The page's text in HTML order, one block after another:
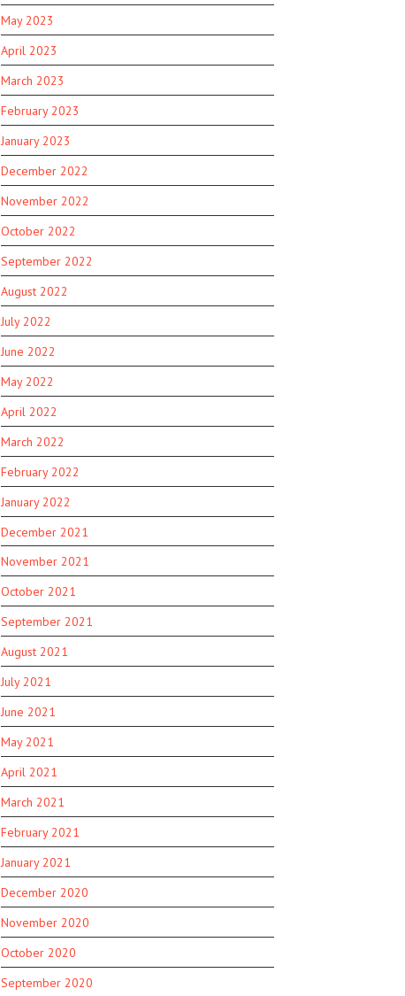
May 2023
April 2023
March 2023
February 2023
January 2023
December 2022
November 2022
October 2022
September 2022
August 2022
July 2022
June 2022
May 2022
April 2022
March 2022
February 2022
January 2022
December 2021
November 2021
October 2021
September 2021
August 2021
July 2021
June 2021
May 2021
April 2021
March 2021
February 2021
January 2021
December 2020
November 2020
October 2020
September 2020